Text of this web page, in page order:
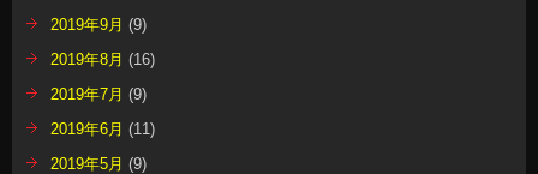
2019年9月 (9)
2019年8月 (16)
2019年7月 (9)
2019年6月 (11)
2019年5月 (9)